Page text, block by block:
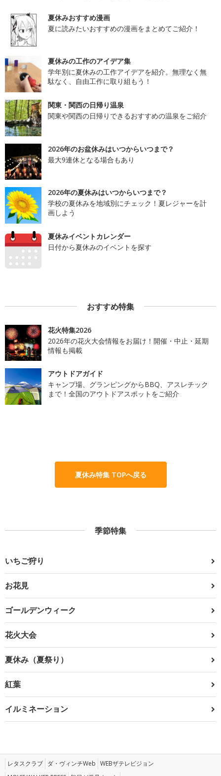
夏休みおすすめ漫画
夏に読みたいおすすめの漫画をまとめてご紹介！
夏休みの工作のアイデア集
学年別に夏休みの工作アイデアを紹介。無理なく無
駄なく、自由工作に取り組もう！
関東・関西の日帰り温泉
関東や関西の日帰りできるおすすめの温泉をご紹介
2026年のお盆休みはいつからいつまで？
最大9連休となる場合もあり
2026年の夏休みはいつからいつまで？
学校の夏休みを地域別にチェック！夏レジャーを計
画しよう
夏休みイベントカレンダー
日付から夏休みのイベントを探す
おすすめ特集
花火特集2026
2026年の花火大会情報をお届け！開催・中止・延期
情報も掲載
アウトドアガイド
キャンプ場、グランピングからBBQ、アスレチック
まで！全国のアウトドアスポットをご紹介
夏休み特集 TOPへ戻る
季節特集
いちご狩り
お花見
ゴールデンウィーク
花火大会
夏休み（夏祭り）
紅葉
イルミネーション
レタスクラブ ダ・ヴィンチWeb WEBザテレビジョン